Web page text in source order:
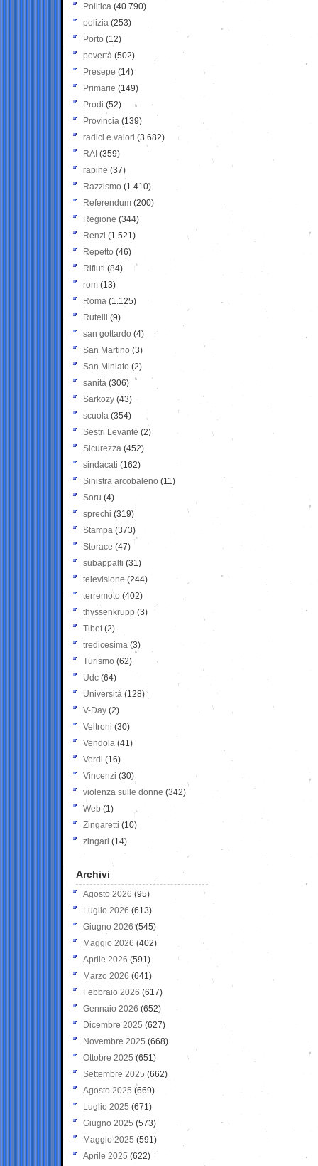
Politica (40.790)
polizia (253)
Porto (12)
povertà (502)
Presepe (14)
Primarie (149)
Prodi (52)
Provincia (139)
radici e valori (3.682)
RAI (359)
rapine (37)
Razzismo (1.410)
Referendum (200)
Regione (344)
Renzi (1.521)
Repetto (46)
Rifiuti (84)
rom (13)
Roma (1.125)
Rutelli (9)
san gottardo (4)
San Martino (3)
San Miniato (2)
sanità (306)
Sarkozy (43)
scuola (354)
Sestri Levante (2)
Sicurezza (452)
sindacati (162)
Sinistra arcobaleno (11)
Soru (4)
sprechi (319)
Stampa (373)
Storace (47)
subappalti (31)
televisione(244)
terremoto (402)
thyssenkrupp (3)
Tibet(2)
tredicesima (3)
Turismo (62)
Udc (64)
Università (128)
V-Day (2)
Veltroni (30)
Vendola (41)
Verdi (16)
Vincenzi (30)
violenza sulle donne (342)
Web (1)
Zingaretti (10)
zingari (14)
Archivi
Agosto 2026 (95)
Luglio 2026 (613)
Giugno 2026 (545)
Maggio 2026 (402)
Aprile 2026 (591)
Marzo 2026 (641)
Febbraio 2026 (617)
Gennaio 2026 (652)
Dicembre 2025 (627)
Novembre 2025 (668)
Ottobre 2025 (651)
Settembre 2025 (662)
Agosto 2025 (669)
Luglio 2025 (671)
Giugno 2025 (573)
Maggio 2025 (591)
Aprile 2025 (622)